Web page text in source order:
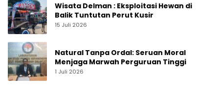
Wisata Delman : Eksploitasi Hewan di
Balik Tuntutan Perut Kusir
15 Juli 2026
Natural Tanpa Ordal: Seruan Moral
Menjaga Marwah Perguruan Tinggi
1 Juli 2026